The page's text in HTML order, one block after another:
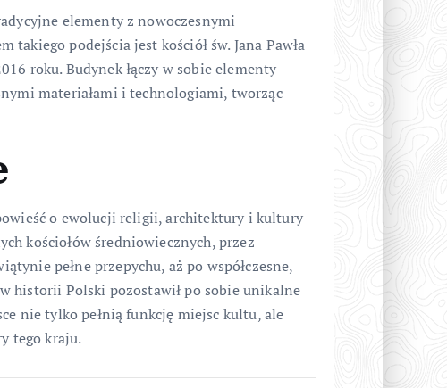
elementy z nowoczesnymi
podejścia jest kościół św. Jana Pawła
roku. Budynek łączy w sobie elementy
materiałami i technologiami, tworząc
o ewolucji religii, architektury i kultury
kościołów średniowiecznych, przez
pełne przepychu, aż po współczesne,
historii Polski pozostawił po sobie unikalne
nie tylko pełnią funkcję miejsc kultu, ale
tego kraju.